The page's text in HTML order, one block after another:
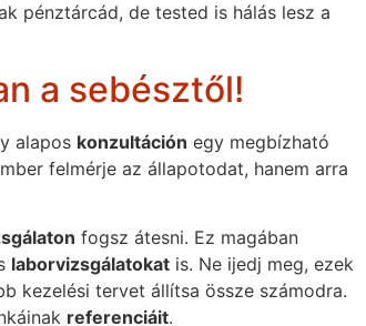
pénztárcád, de tested is hálás lesz a
a sebésztől!
alapos konzultáción egy megbízható
felmérje az állapotodat, hanem arra
fogsz átesni. Ez magában
laborvizsgálatokat is. Ne ijedj meg, ezek
kezelési tervet állítsa össze számodra.
referenciáit.